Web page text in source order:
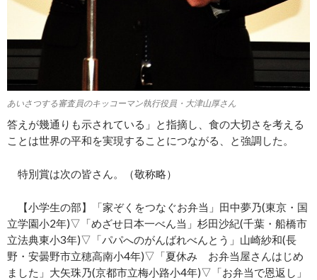
あいさつする審査員のキッコーマン執行役員・大津山厚さん
答えが幾通りも示されている」と指摘し、食の大切さを考える
ことは世界の平和を実現することにつながる、と強調した。
特別賞は次の皆さん。（敬称略）
【小学生の部】「家ぞくをつなぐお弁当」田中夢乃(東京・国
立学園小2年)▽「めざせ日本一べん当」杉田沙紀(千葉・船橋市
立法典東小3年)▽「パパへのがんばれべんとう」山崎紗和(長
野・安曇野市立穂高南小4年)▽「夏休み お弁当屋さんはじめ
ました」大矢珠乃(京都市立梅小路小4年)▽「お弁当で恩返し」